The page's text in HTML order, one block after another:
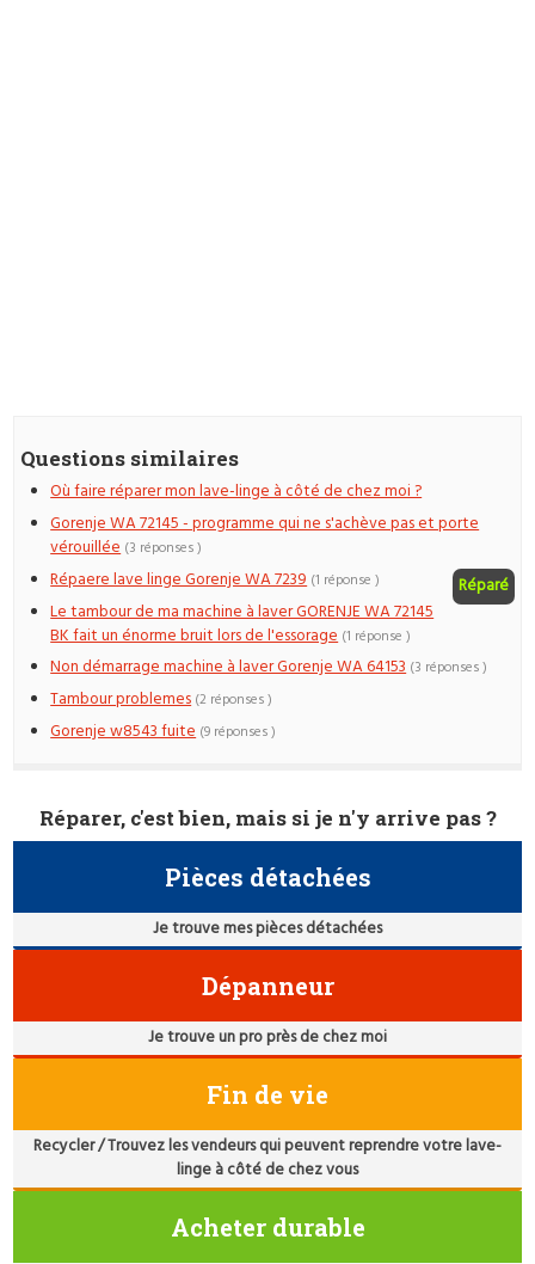
Questions similaires
Où faire réparer mon lave-linge à côté de chez moi ?
Gorenje WA 72145 - programme qui ne s'achève pas et porte
vérouillée (3 réponses )
Répaere lave linge Gorenje WA 7239 Réparé
(1 réponse )
Le tambour de ma machine à laver GORENJE WA 72145
BK fait un énorme bruit lors de l'essorage (1 réponse )
Non démarrage machine à laver Gorenje WA 64153 (3 réponses )
Tambour problemes (2 réponses )
Gorenje w8543 fuite (9 réponses )
Réparer, c'est bien, mais si je n'y arrive pas ?
Pièces détachées
Je trouve mes pièces détachées
Dépanneur
Je trouve un pro près de chez moi
Fin de vie
Recycler / Trouvez les vendeurs qui peuvent reprendre votre lave-
linge à côté de chez vous
Acheter durable